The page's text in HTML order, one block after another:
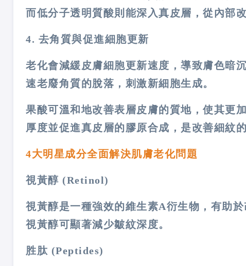
而低分子透明質酸則能深入真皮層，從內部
4. 去角質與促進細胞更新
老化會減緩皮膚細胞更新速度，導致膚色暗
速老廢角質的脫落，刺激新細胞生成。
果酸可溫和地改善表層皮膚的質地，使其更
厚度並促進真皮層的膠原合成，是改善細紋的
4大明星成分全面解決肌膚老化問題
視黃醇 (Retinol)
視黃醇是一種強效的維生素A衍生物，有助
視黃醇可顯著減少皺紋深度​。
胜肽 (Peptides)